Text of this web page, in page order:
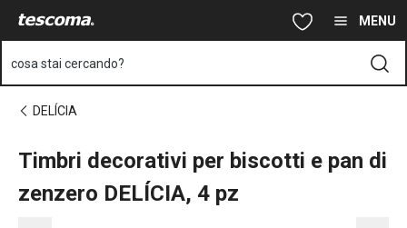
Vai al contenuto principale MENU
cosa stai cercando?
DELÍCIA
Timbri decorativi per biscotti e pan di
zenzero DELÍCIA, 4 pz